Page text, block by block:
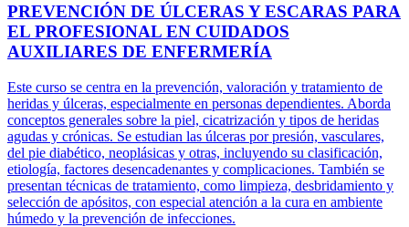
PREVENCIÓN DE ÚLCERAS Y ESCARAS PARA
EL PROFESIONAL EN CUIDADOS
AUXILIARES DE ENFERMERÍA
Este curso se centra en la prevención, valoración y tratamiento de
heridas y úlceras, especialmente en personas dependientes. Aborda
conceptos generales sobre la piel, cicatrización y tipos de heridas
agudas y crónicas. Se estudian las úlceras por presión, vasculares,
del pie diabético, neoplásicas y otras, incluyendo su clasificación,
etiología, factores desencadenantes y complicaciones. También se
presentan técnicas de tratamiento, como limpieza, desbridamiento y
selección de apósitos, con especial atención a la cura en ambiente
húmedo y la prevención de infecciones.